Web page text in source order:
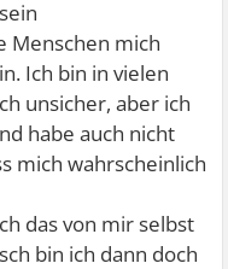
Menschen mich
Ich bin in vielen
unsicher, aber ich
habe auch nicht
mich wahrscheinlich
das von mir selbst
bin ich dann doch